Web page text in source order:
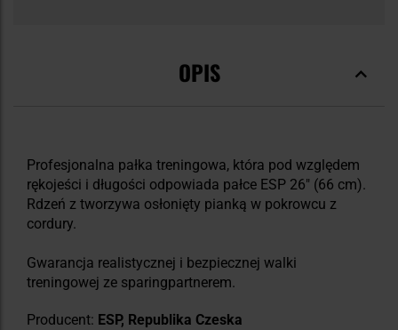
OPIS
Profesjonalna pałka treningowa, która pod względem
rękojeści i długości odpowiada pałce ESP 26" (66 cm).
Rdzeń z tworzywa osłonięty pianką w pokrowcu z
cordury.
Gwarancja realistycznej i bezpiecznej walki
treningowej ze sparingpartnerem.
Producent: ESP, Republika Czeska